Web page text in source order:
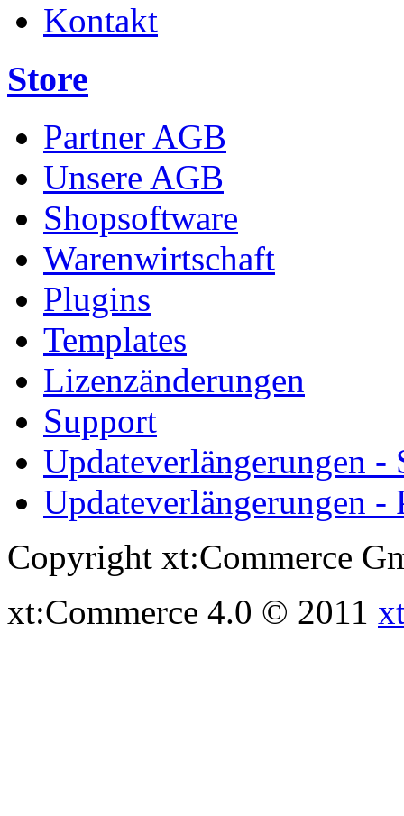
Kontakt
Store
Partner AGB
Unsere AGB
Shopsoftware
Warenwirtschaft
Plugins
Templates
Lizenzänderungen
Support
Updateverlängerungen -
Updateverlängerungen -
Copyright xt:Commerce
xt:Commerce 4.0 © 2011